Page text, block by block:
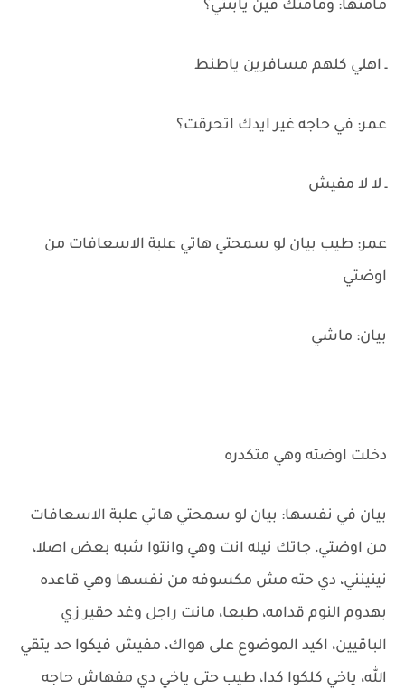
مامتها: ومامتك فين يابنتي؟
ـ اهلي كلهم مسافرين ياطنط
عمر: في حاجه غير ايدك اتحرقت؟
ـ لا لا مفيش
عمر: طيب بيان لو سمحتي هاتي علبة الاسعافات من
اوضتي
بيان: ماشي
دخلت اوضته وهي متكدره
بيان في نفسها: بيان لو سمحتي هاتي علبة الاسعافات
من اوضتي، جاتك نيله انت وهي وانتوا شبه بعض اصلا،
نينينني، دي حته مش مكسوفه من نفسها وهي قاعده
بهدوم النوم قدامه، طبعا، مانت راجل وغد حقير زي
الباقيين، اكيد الموضوع على هواك، مفيش فيكوا حد يتقي
الله، ياخي كلكوا كدا، طيب حتى ياخي دي مفهاش حاجه